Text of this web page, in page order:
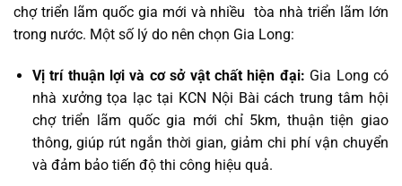
chợ triển lãm quốc gia mới và nhiều tòa nhà triển lãm lớn
trong nước. Một số lý do nên chọn Gia Long:
Vị trí thuận lợi và cơ sở vật chất hiện đại: Gia Long có
nhà xưởng tọa lạc tại KCN Nội Bài cách trung tâm hội
chợ triển lãm quốc gia mới​ chỉ 5km, thuận tiện giao
thông, giúp rút ngắn thời gian, giảm chi phí vận chuyển
và đảm bảo tiến độ thi công hiệu quả.